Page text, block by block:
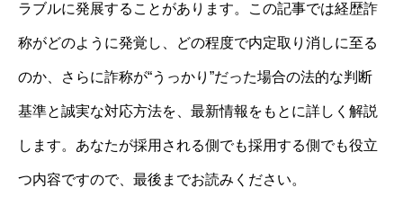
ラブルに発展することがあります。この記事では経歴詐
称がどのように発覚し、どの程度で内定取り消しに至る
のか、さらに詐称が“うっかり”だった場合の法的な判断
基準と誠実な対応方法を、最新情報をもとに詳しく解説
します。あなたが採用される側でも採用する側でも役立
つ内容ですので、最後までお読みください。